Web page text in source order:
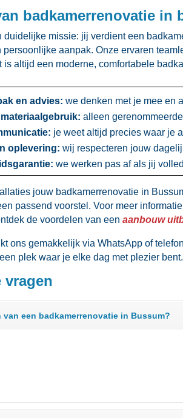
badkamerrenovatie in
duidelijke missie: jij verdient een
persoonlijke aanpak.​ Onze ervaren
is altijd een moderne, comfortabele
en advies: we denken met je mee en
alleen
je weet altijd precies waar je
oplevering: wij respecteren jouw
we werken pas af als jij
jouw badkamerrenovatie in
passend voorstel.​ Voor meer
de voordelen van eenaanbouw
ons gemakkelijk via WhatsApp of
plek waar je elke dag met plezier bent.​
vragen
van een badkamerrenovatie in Bussum?